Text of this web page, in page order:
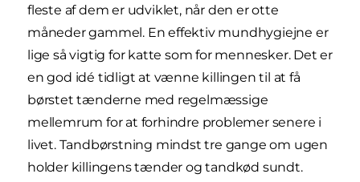
fleste af dem er udviklet, når den er otte
måneder gammel. En effektiv mundhygiejne er
lige så vigtig for katte som for mennesker. Det er
en god idé tidligt at vænne killingen til at få
børstet tænderne med regelmæssige
mellemrum for at forhindre problemer senere i
livet. Tandbørstning mindst tre gange om ugen
holder killingens tænder og tandkød sundt.